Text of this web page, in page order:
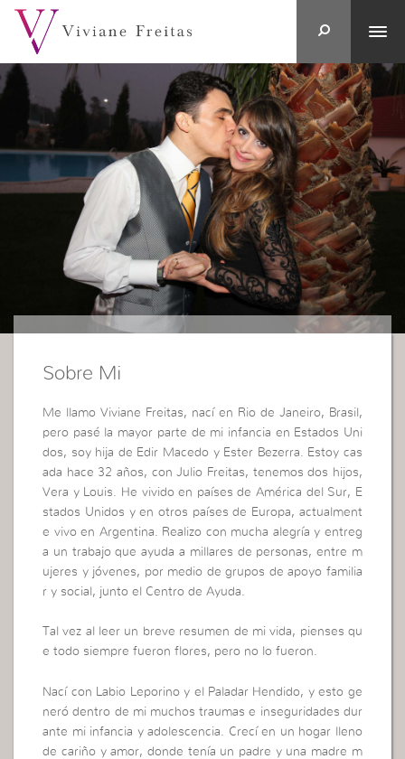
Sobre Mi
Me llamo Viviane Freitas, nací en Rio de Janeiro, Brasil,
pero pasé la mayor parte de mi infancia en Estados Uni
dos, soy hija de Edir Macedo y Ester Bezerra. Estoy cas
ada hace 32 años, con Julio Freitas, tenemos dos hijos,
Vera y Louis. He vivido en países de América del Sur, E
stados Unidos y en otros países de Europa, actualment
e vivo en Argentina. Realizo con mucha alegría y entreg
a un trabajo que ayuda a millares de personas, entre m
ujeres y jóvenes, por medio de grupos de apoyo familia
r y social, junto el Centro de Ayuda.
Tal vez al leer un breve resumen de mi vida, pienses qu
e todo siempre fueron flores, pero no lo fueron.
Nací con Labio Leporino y el Paladar Hendido, y esto ge
neró dentro de mi muchos traumas e inseguridades dur
ante mi infancia y adolescencia. Crecí en un hogar lleno
de cariño y amor, donde tenía un padre y una madre m